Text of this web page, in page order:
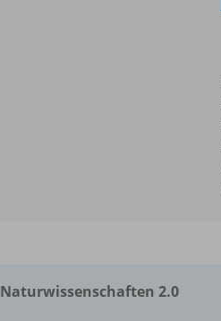
Naturwissenschaften 2.0